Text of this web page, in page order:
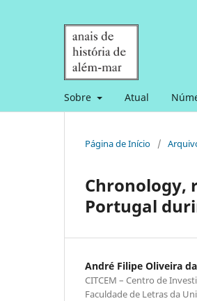
Sobre Atual
Página de Início /
Chronology,
Portugal
André Filipe Oliveira
CITCEM – Centro de
Faculdade de Letras da